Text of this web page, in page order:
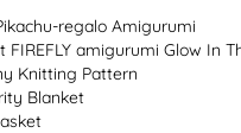
regalo Amigurumi
FIREFLY amigurumi Glow In
Knitting Pattern
Blanket